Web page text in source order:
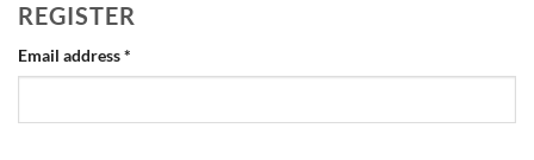
REGISTER
Email address*